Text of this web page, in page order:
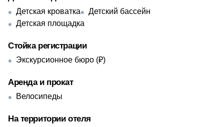
Детская кроватка
Детский бассейн
Детская площадка
Стойка регистрации
Экскурсионное бюро (₽)
Аренда и прокат
Велосипеды
На территории отеля